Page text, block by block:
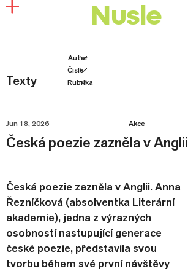
Nusle
Texty
Jun 18, 2026 Akce
Česká poezie zazněla v Anglii
Česká poezie zazněla v Anglii. Anna
Řezníčková (absolventka Literární
akademie), jedna z výrazných
osobností nastupující generace
české poezie, představila svou
tvorbu během své první návštěvy